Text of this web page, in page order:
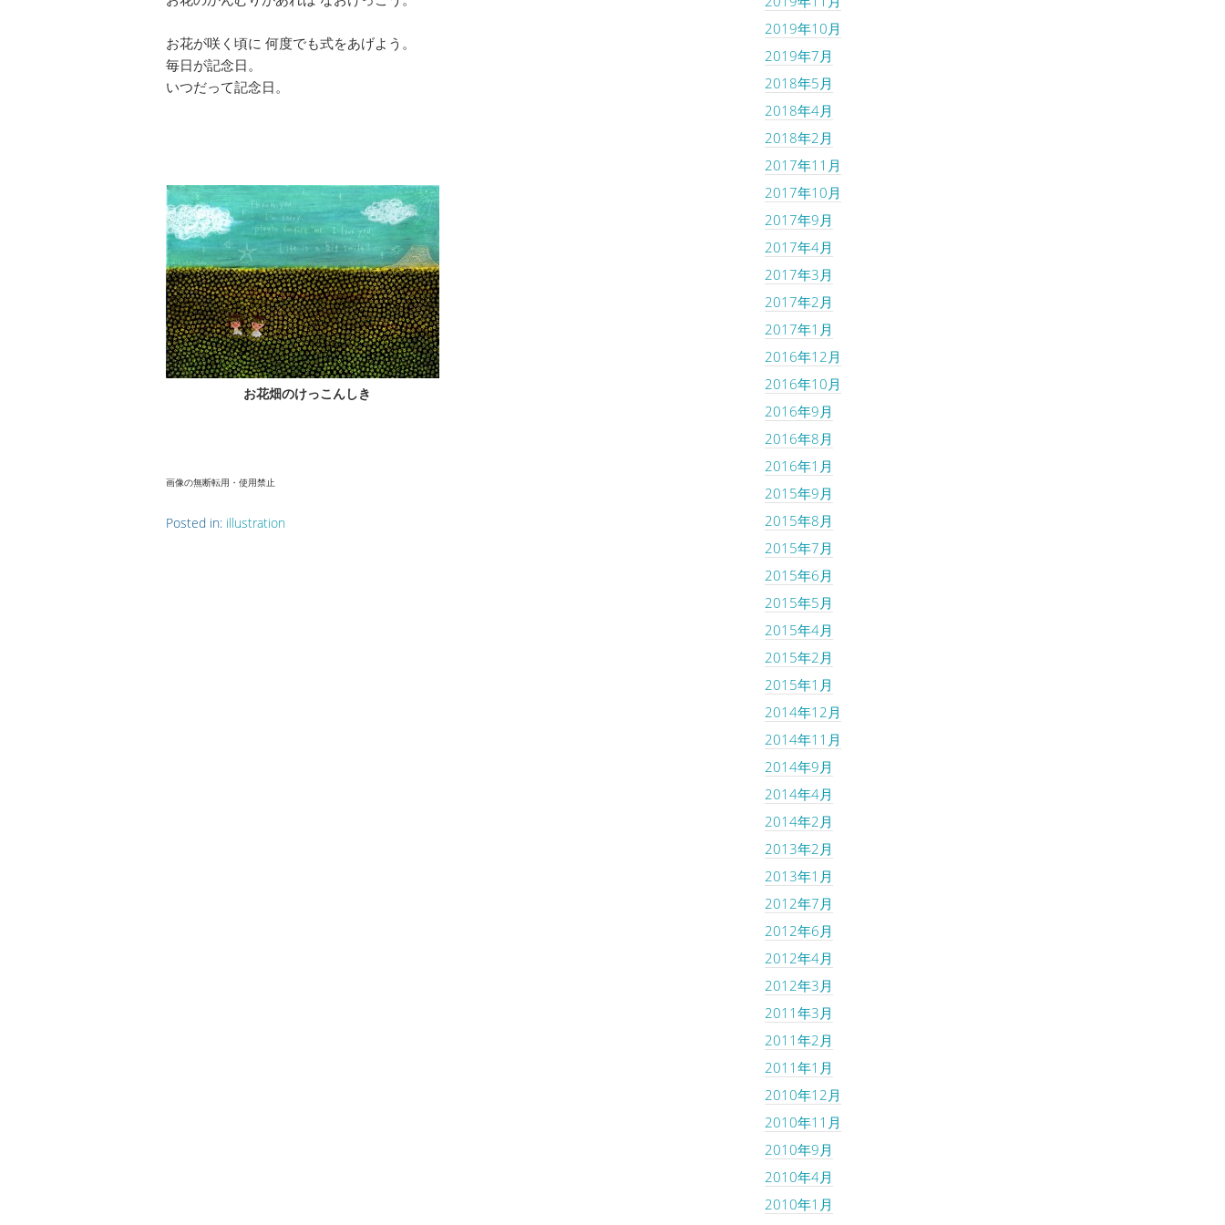
お花が咲く頃に 何度でも式をあげよう。
毎日が記念日。
いつだって記念日。
お花畑のけっこんしき
画像の無断転用・使用禁止
Posted in: illustration
2019年10月
2019年7月
2018年5月
2018年4月
2018年2月
2017年11月
2017年10月
2017年9月
2017年4月
2017年3月
2017年2月
2017年1月
2016年12月
2016年10月
2016年9月
2016年8月
2016年1月
2015年9月
2015年8月
2015年7月
2015年6月
2015年5月
2015年4月
2015年2月
2015年1月
2014年12月
2014年11月
2014年9月
2014年4月
2014年2月
2013年2月
2013年1月
2012年7月
2012年6月
2012年4月
2012年3月
2011年3月
2011年2月
2011年1月
2010年12月
2010年11月
2010年9月
2010年4月
2010年1月